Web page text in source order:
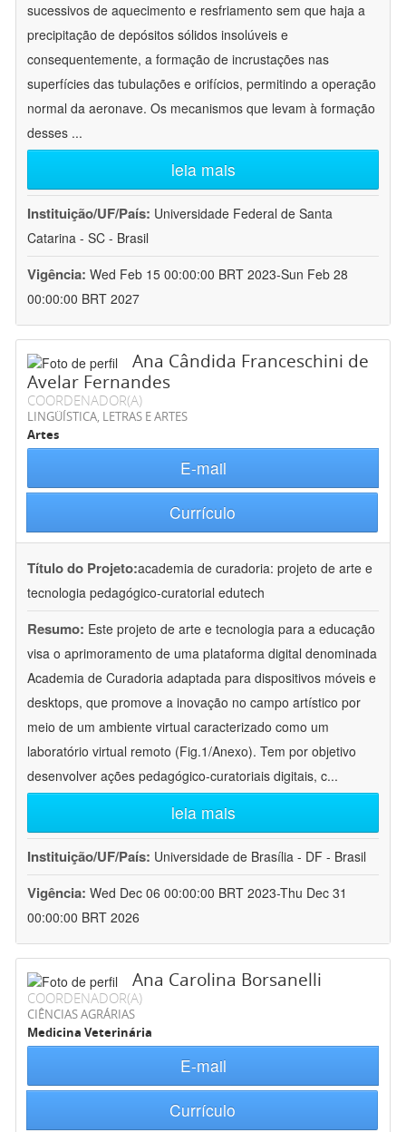
sucessivos de aquecimento e resfriamento sem que haja a
precipitação de depósitos sólidos insolúveis e
consequentemente, a formação de incrustações nas
superfícies das tubulações e orifícios, permitindo a operação
normal da aeronave. Os mecanismos que levam à formação
desses ...
leia mais
Instituição/UF/País: Universidade Federal de Santa
Catarina - SC - Brasil
Vigência: Wed Feb 15 00:00:00 BRT 2023-Sun Feb 28
00:00:00 BRT 2027
Ana Cândida Franceschini de
Avelar Fernandes
COORDENADOR(A)
LINGÜÍSTICA, LETRAS E ARTES
Artes
E-mail
Currículo
Título do Projeto:academia de curadoria: projeto de arte e
tecnologia pedagógico-curatorial edutech
Resumo: Este projeto de arte e tecnologia para a educação
visa o aprimoramento de uma plataforma digital denominada
Academia de Curadoria adaptada para dispositivos móveis e
desktops, que promove a inovação no campo artístico por
meio de um ambiente virtual caracterizado como um
laboratório virtual remoto (Fig.1/Anexo). Tem por objetivo
desenvolver ações pedagógico-curatoriais digitais, c...
leia mais
Instituição/UF/País: Universidade de Brasília - DF - Brasil
Vigência: Wed Dec 06 00:00:00 BRT 2023-Thu Dec 31
00:00:00 BRT 2026
Ana Carolina Borsanelli
COORDENADOR(A)
CIÊNCIAS AGRÁRIAS
Medicina Veterinária
E-mail
Currículo